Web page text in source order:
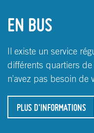
EN BUS
Il existe un service
différents quartiers
n’avez pas besoin de
PLUS D'INFORMATIONS